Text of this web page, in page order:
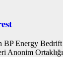
BP Energy Bedrift
Anonim Ortaklığı